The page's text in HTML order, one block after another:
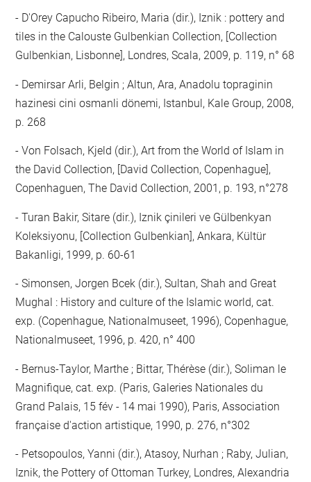
- D'Orey Capucho Ribeiro, Maria (dir.), Iznik : pottery and
tiles in the Calouste Gulbenkian Collection, [Collection
Gulbenkian, Lisbonne], Londres, Scala, 2009, p. 119, n° 68
- Demirsar Arli, Belgin ; Altun, Ara, Anadolu topraginin
hazinesi cini osmanli dönemi, Istanbul, Kale Group, 2008,
p. 268
- Von Folsach, Kjeld (dir.), Art from the World of Islam in
the David Collection, [David Collection, Copenhague],
Copenhaguen, The David Collection, 2001, p. 193, n°278
- Turan Bakir, Sitare (dir.), Iznik çinileri ve Gülbenkyan
Koleksiyonu, [Collection Gulbenkian], Ankara, Kültür
Bakanligi, 1999, p. 60-61
- Simonsen, Jorgen Bcek (dir.), Sultan, Shah and Great
Mughal : History and culture of the Islamic world, cat.
exp. (Copenhague, Nationalmuseet, 1996), Copenhague,
Nationalmuseet, 1996, p. 420, n° 400
- Bernus-Taylor, Marthe ; Bittar, Thérèse (dir.), Soliman le
Magnifique, cat. exp. (Paris, Galeries Nationales du
Grand Palais, 15 fév - 14 mai 1990), Paris, Association
française d'action artistique, 1990, p. 276, n°302
- Petsopoulos, Yanni (dir.), Atasoy, Nurhan ; Raby, Julian,
Iznik, the Pottery of Ottoman Turkey, Londres, Alexandria